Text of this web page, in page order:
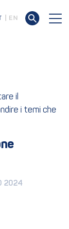
EN
il
i temi che
2024